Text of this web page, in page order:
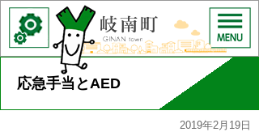
応急手当とAED
2019年2月19日